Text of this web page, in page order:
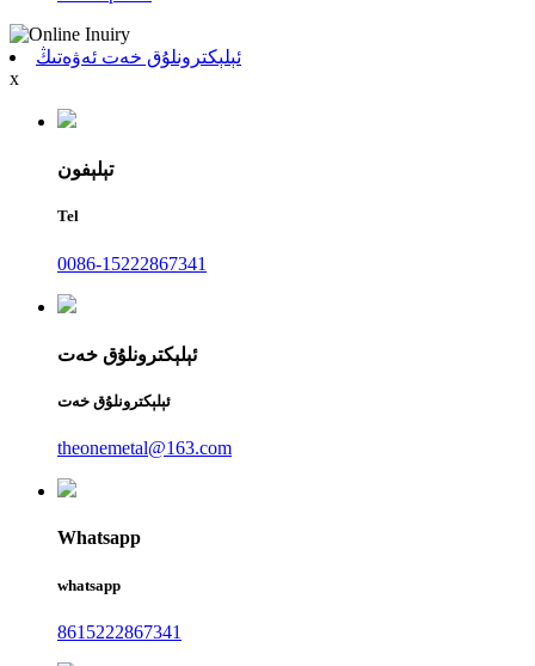
ئېلېكترونلۇق خەت ئەۋەتىڭ
x
تېلېفون
Tel
0086-15222867341
ئېلېكترونلۇق خەت
ئېلېكترونلۇق خەت
theonemetal@163.com
Whatsapp
whatsapp
8615222867341